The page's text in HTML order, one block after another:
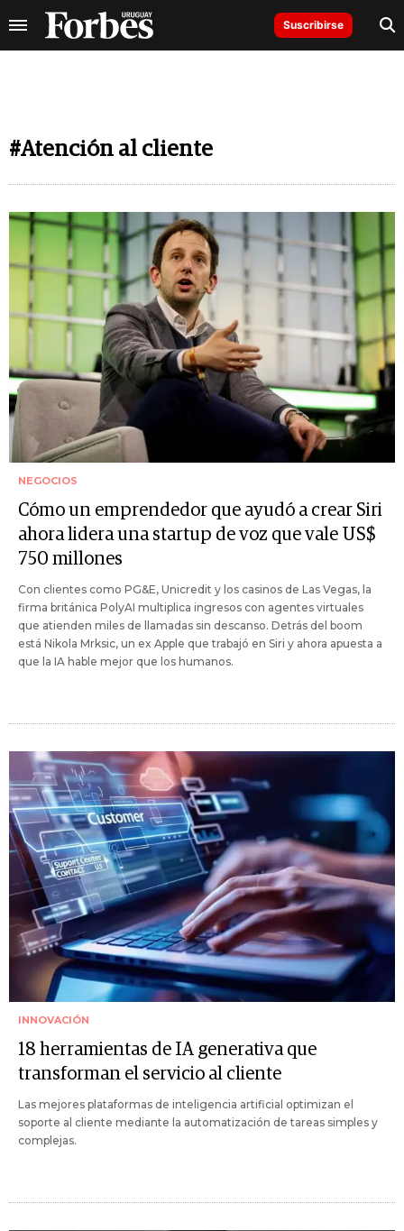
Suscribirse
#Atención al cliente
NEGOCIOS
Cómo un emprendedor que ayudó a crear Siri
ahora lidera una startup de voz que vale US$
750 millones
Con clientes como PG&E, Unicredit y los casinos de Las Vegas, la
firma británica PolyAI multiplica ingresos con agentes virtuales
que atienden miles de llamadas sin descanso. Detrás del boom
está Nikola Mrksic, un ex Apple que trabajó en Siri y ahora apuesta a
que la IA hable mejor que los humanos.
INNOVACIÓN
18 herramientas de IA generativa que
transforman el servicio al cliente
Las mejores plataformas de inteligencia artificial optimizan el
soporte al cliente mediante la automatización de tareas simples y
complejas.